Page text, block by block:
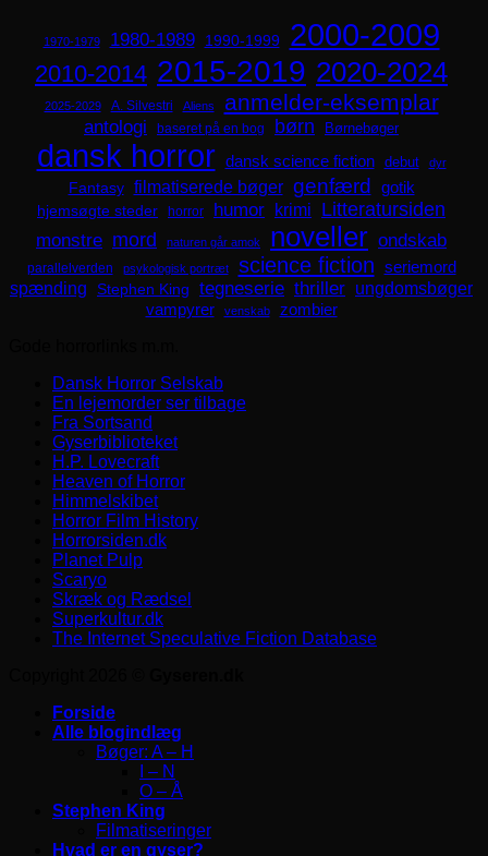
1970-1979 1980-1989 1990-1999 2000-2009
2010-2014 2015-2019 2020-2024
2025-2029 A. Silvestri Aliens anmelder-eksemplar
antologi baseret på en bog børn Børnebøger
dansk horror dansk science fiction debut dyr
Fantasy filmatiserede bøger genfærd
gotik
hjemsøgte steder
horror humor krimi Litteratursiden
monstre mord naturen går amok noveller ondskab
parallelverden psykologisk portræt science fiction seriemord
spænding Stephen King tegneserie thriller ungdomsbøger
vampyrer venskab
zombier
Dansk Horror Selskab
En lejemorder ser tilbage
Fra Sortsand
Gyserbiblioteket
H.P. Lovecraft
Heaven of Horror
Himmelskibet
Horror Film History
Horrorsiden.dk
Planet Pulp
Scaryo
Skræk og Rædsel
Superkultur.dk
The Internet Speculative Fiction Database
Forside
Alle blogindlæg
Bøger: A – H
I – N
O – Å
Stephen King
Filmatiseringer
Hvad er en gyser?